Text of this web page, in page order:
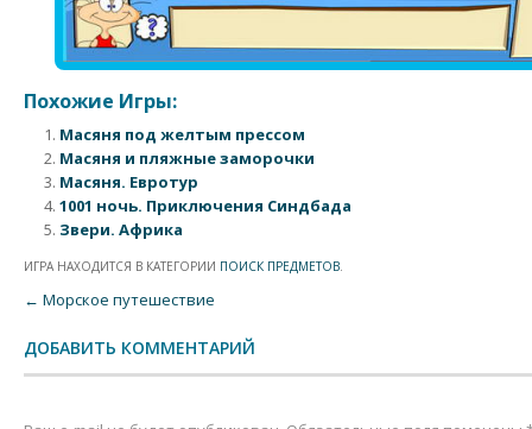
Похожие Игры:
Масяня под желтым прессом
Масяня и пляжные заморочки
Масяня. Евротур
1001 ночь. Приключения Синдбада
Звери. Африка
ИГРА НАХОДИТСЯ В КАТЕГОРИИ ПОИСК ПРЕДМЕТОВ.
Post navigation
← Морское путешествие
ДОБАВИТЬ КОММЕНТАРИЙ